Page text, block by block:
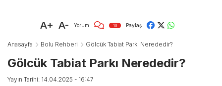
A+ A- Yorum 10 Paylaş
Anasayfa Bolu Rehberi Gölcük Tabiat Parkı Nerededir?
Gölcük Tabiat Parkı Nerededir?
Yayın Tarihi: 14.04.2025 - 16:47